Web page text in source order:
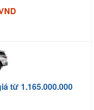
từ 1.165.000.000